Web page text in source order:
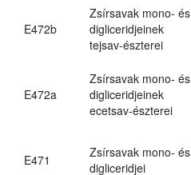
E472b
Zsírsavak mono- és
digliceridjeinek
tejsav-észterei
E472a
Zsírsavak mono- és
digliceridjeinek
ecetsav-észterei
E471
Zsírsavak mono- és
digliceridjei